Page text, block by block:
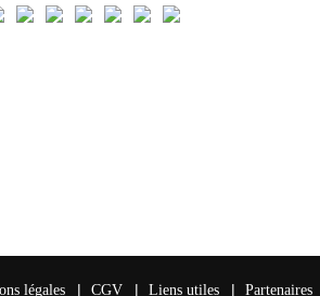
légales | CGV | Liens utiles | Partenaires